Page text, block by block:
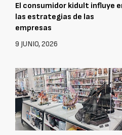
El consumidor kidult influye
las estrategias de las
empresas
9 JUNIO, 2026